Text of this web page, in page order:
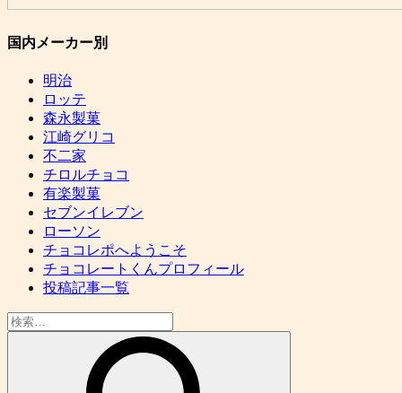
国内メーカー別
明治
ロッテ
森永製菓
江崎グリコ
不二家
チロルチョコ
有楽製菓
セブンイレブン
ローソン
チョコレポへようこそ
チョコレートくんプロフィール
投稿記事一覧
検
索: